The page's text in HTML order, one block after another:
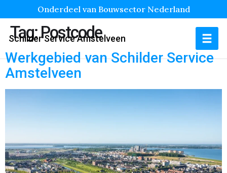
Onderdeel van Bouwsector Nederland
Schilder Service Amstelveen
Tag:Postcode
Werkgebied van Schilder Service
Amstelveen